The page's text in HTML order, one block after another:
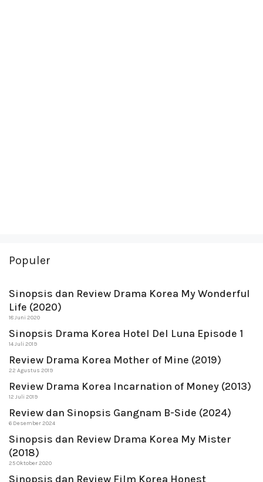
Populer
Sinopsis dan Review Drama Korea My Wonderful
Life (2020)
18 Juni 2020
Sinopsis Drama Korea Hotel Del Luna Episode 1
14 Juli 2019
Review Drama Korea Mother of Mine (2019)
22 Agustus 2019
Review Drama Korea Incarnation of Money (2013)
12 Juli 2019
Review dan Sinopsis Gangnam B-Side (2024)
6 Desember 2024
Sinopsis dan Review Drama Korea My Mister
(2018)
25 Oktober 2020
Sinopsis dan Review Film Korea Honest